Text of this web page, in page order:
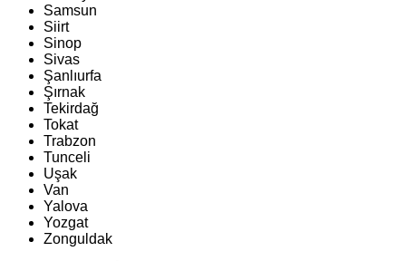
Samsun
Siirt
Sinop
Sivas
Şanlıurfa
Şırnak
Tekirdağ
Tokat
Trabzon
Tunceli
Uşak
Van
Yalova
Yozgat
Zonguldak